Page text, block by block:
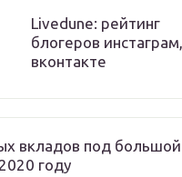
Livedune: рейтинг
блогеров
вконтакте
вкладов под большой
году